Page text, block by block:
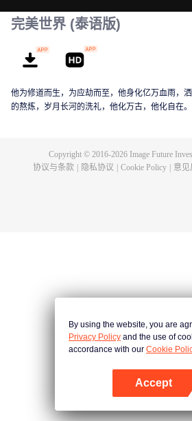
完美世界 (泰语版)
他为修道而生，为应劫而至，他身化亿万血雨，
的熬炼，岁月长河的洗礼，他化万古，他化自在
Copyright © 2016-2026Image Future
协议与条款
隐私协议 Cookie Policy 意见
By using the website, you are
Privacy Policy and the use of
accordance with our Cookie
Accept